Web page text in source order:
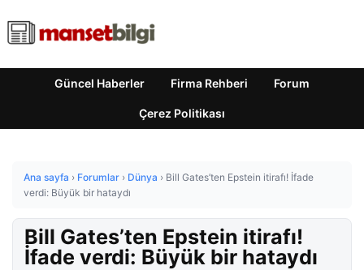
Güncel Haberler Firma Rehberi Forum
Çerez Politikası
Ana sayfa › Forumlar › Dünya › Bill Gates’ten Epstein itirafı! İfade
verdi: Büyük bir hataydı
Bill Gates’ten Epstein itirafı!
İfade verdi: Büyük bir hataydı